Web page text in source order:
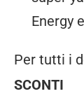
Energy
Per tutti i
SCONTI